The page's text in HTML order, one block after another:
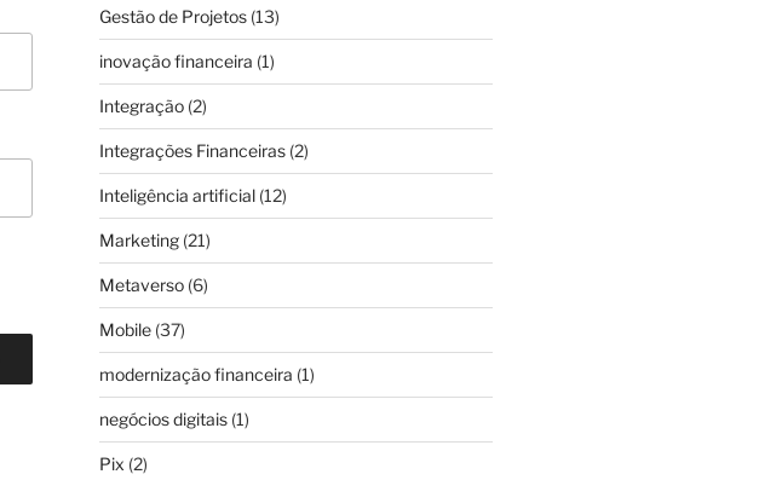
Gestão de Projetos(13)
inovação financeira (1)
Integração(2)
Integrações Financeiras(2)
Inteligência artificial(12)
Marketing(21)
Metaverso(6)
Mobile(37)
modernização financeira (1)
negócios digitais(1)
Pix (2)